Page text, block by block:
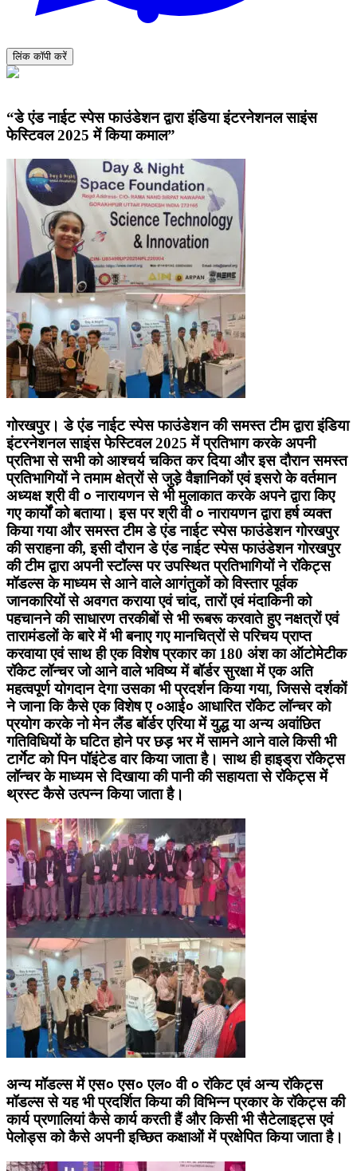
लिंक कॉपी करें
“डे एंड नाईट स्पेस फाउंडेशन द्वारा इंडिया इंटरनेशनल साइंस
फेस्टिवल 2025 में किया कमाल”
गोरखपुर। डे एंड नाईट स्पेस फाउंडेशन की समस्त टीम द्वारा इंडिया
इंटरनेशनल साइंस फेस्टिवल 2025 में प्रतिभाग करके अपनी
प्रतिभा से सभी को आश्चर्य चकित कर दिया और इस दौरान समस्त
प्रतिभागियों ने तमाम क्षेत्रों से जुड़े वैज्ञानिकों एवं इसरो के वर्तमान
अध्यक्ष श्री वी ० नारायणन से भी मुलाकात करके अपने द्वारा किए
गए कार्यों को बताया। इस पर श्री वी ० नारायणन द्वारा हर्ष व्यक्त
किया गया और समस्त टीम डे एंड नाईट स्पेस फाउंडेशन गोरखपुर
की सराहना की, इसी दौरान डे एंड नाईट स्पेस फाउंडेशन गोरखपुर
की टीम द्वारा अपनी स्टॉल्स पर उपस्थित प्रतिभागियों ने रॉकेट्स
मॉडल्स के माध्यम से आने वाले आगंतुकों को विस्तार पूर्वक
जानकारियों से अवगत कराया एवं चांद, तारों एवं मंदाकिनी को
पहचानने की साधारण तरकीबों से भी रूबरू करवाते हुए नक्षत्रों एवं
तारामंडलों के बारे में भी बनाए गए मानचित्रों से परिचय प्राप्त
करवाया एवं साथ ही एक विशेष प्रकार का 180 अंश का ऑटोमेटीक
रॉकेट लॉन्चर जो आने वाले भविष्य में बॉर्डर सुरक्षा में एक अति
महत्वपूर्ण योगदान देगा उसका भी प्रदर्शन किया गया, जिससे दर्शकों
ने जाना कि कैसे एक विशेष ए ०आई० आधारित रॉकेट लॉन्चर को
प्रयोग करके नो मेन लैंड बॉर्डर एरिया में युद्ध या अन्य अवांछित
गतिविधियों के घटित होने पर छड़ भर में सामने आने वाले किसी भी
टार्गेट को पिन पॉइंटेड वार किया जाता है। साथ ही हाइड्रा रॉकेट्स
लॉन्चर के माध्यम से दिखाया की पानी की सहायता से रॉकेट्स में
थ्रस्ट कैसे उत्पन्न किया जाता है।
अन्य मॉडल्स में एस० एस० एल० वी ० रॉकेट एवं अन्य रॉकेट्स
मॉडल्स से यह भी प्रदर्शित किया की विभिन्न प्रकार के रॉकेट्स की
कार्य प्रणालियां कैसे कार्य करती हैं और किसी भी सैटेलाइट्स एवं
पेलोड्स को कैसे अपनी इच्छित कक्षाओं में प्रक्षेपित किया जाता है।